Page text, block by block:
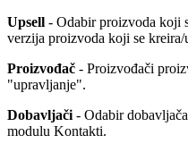
Upsell - Odabir proizvoda koji
verzija proizvoda koji se kreira/
Proizvođač - Proizvođači
"upravljanje".
Dobavljači - Odabir
modulu Kontakti.